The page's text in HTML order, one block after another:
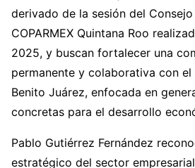
derivado de la sesión del
COPARMEX Quintana Roo
2025, y buscan fortalecer una
permanente y colaborativa con
Benito Juárez, enfocada en
concretas para el desarrollo
Pablo Gutiérrez Fernández
estratégico del sector